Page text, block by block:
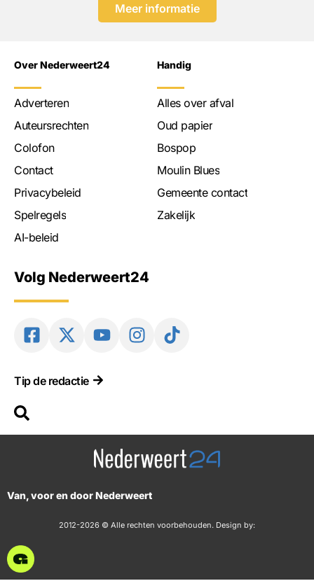
Meer informatie
Over Nederweert24
Adverteren
Auteursrechten
Colofon
Contact
Privacybeleid
Spelregels
AI-beleid
Handig
Alles over afval
Oud papier
Bospop
Moulin Blues
Gemeente contact
Zakelijk
Volg Nederweert24
Tip de redactie
Van, voor en door Nederweert
2012-2026 © Alle rechten voorbehouden. Design by: